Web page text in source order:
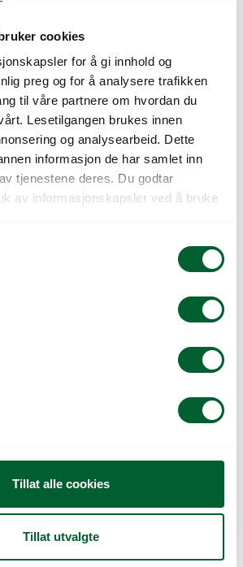
cookies
for å gi innhold og
preg og for å analysere trafikken
til våre partnere om hvordan du
Lesetilgangen brukes innen
og analysearbeid. Dette
informasjon de har samlet inn
tjenestene deres. Du godtar
av informasjonskapsler ved å bruke
Tillat alle cookies
Tillat utvalgte
90
er på lager
i Sverige.
TRILLEBÅR EKEBY 90
PFG GUL
Varenr: 648625
Laget med lett stålramme i Sverige.
TRANSPORTVOGN
M/BREMS (2MX1M)
Varen er på lager
En transportvogn med brems egnet